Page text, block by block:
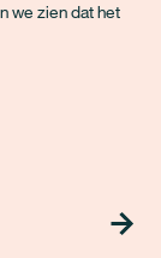
we zien dat het